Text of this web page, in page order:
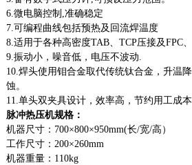
6.微电脑控制,准确稳定
7.可编程曲线包括预热及回流焊温度
8.适用于各种高密度TAB、TCP压接及FPC
9.振动小，噪音低，电压不波动.
10.焊头使用钼合金取代传统钛合金，升温
蚀。
11.单头双夹具设计，效率高，节约用工成本
脉冲热压机规格：
机器尺寸：700×800×950mm(长/宽/高）
工作尺寸：200×260mm
机器重量：110kg